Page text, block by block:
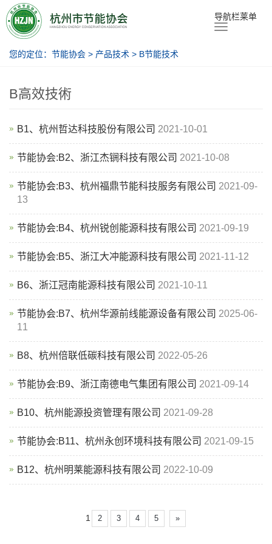
节能协会 导航栏莱单
您的定位： 节能协会 > 产品技术 > B节能技术
B高效技術
B1、杭州哲达科技股份有限公司 2021-10-01
节能协会:B2、浙江杰锎科技有限公司 2021-10-08
节能协会:B3、杭州福鼎节能科技服务有限公司 2021-09-
13
节能协会:B4、杭州锐创能源科技有限公司 2021-09-19
节能协会:B5、浙江大冲能源科技有限公司 2021-11-12
B6、浙江冠南能源科技有限公司 2021-10-11
节能协会:B7、杭州华源前线能源设备有限公司 2025-06-
11
B8、杭州倍联低碳科技有限公司 2022-05-26
节能协会:B9、浙江南德电气集团有限公司 2021-09-14
B10、杭州能源投资管理有限公司 2021-09-28
节能协会:B11、杭州永创环境科技有限公司 2021-09-15
B12、杭州明莱能源科技有限公司 2022-10-09
1 2 3 4 5 »